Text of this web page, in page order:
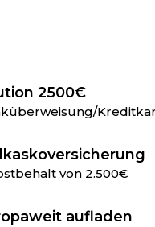
2500€
von 2.500€
aufladen